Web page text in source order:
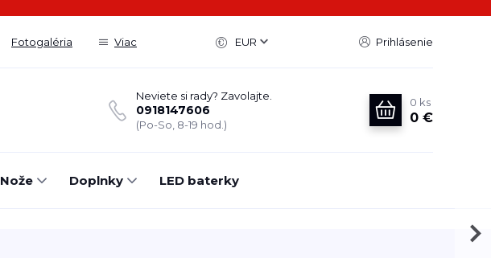
Fotogaléria Viac EUR Prihlásenie
Neviete si rady? Zavolajte.
0918147606
(Po-So, 8-19 hod.)
0 ks
0 €
Nože Doplnky LED baterky